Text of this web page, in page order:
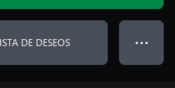
DE DESEOS ● ● ●